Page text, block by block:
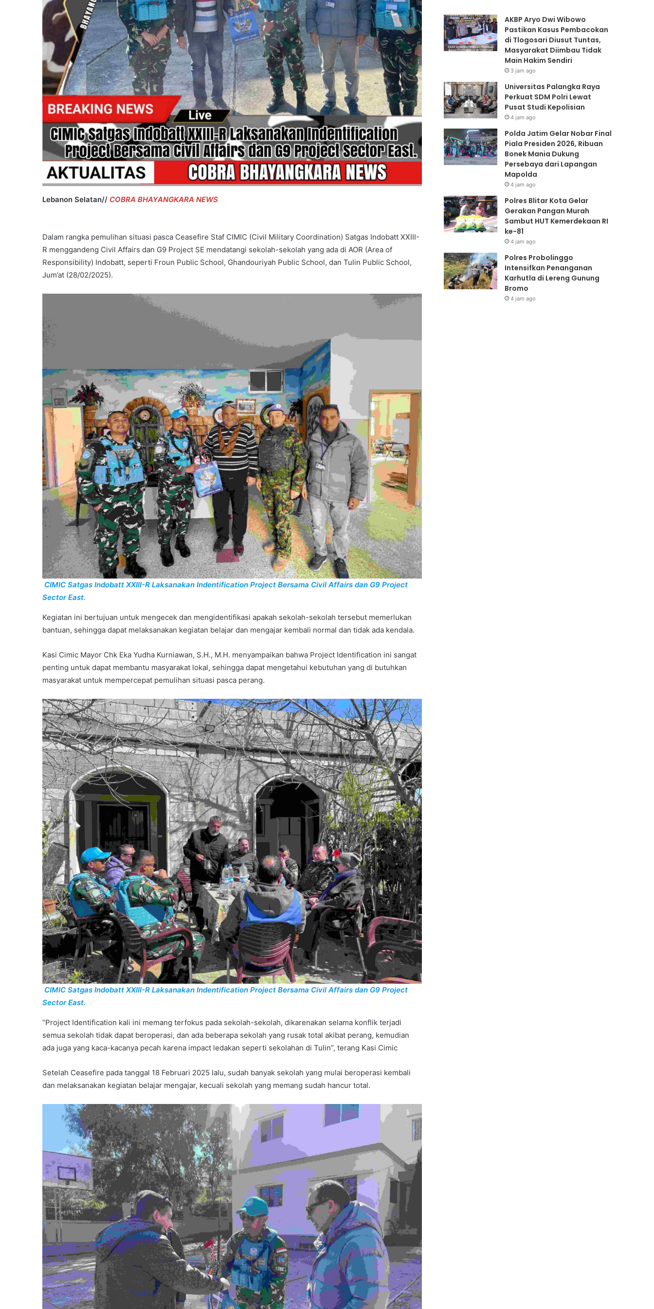
Lebanon Selatan// COBRA BHAYANGKARA NEWS
Dalam rangka pemulihan situasi pasca Ceasefire Staf CIMIC (Civil Military Coordination) Satgas Indobatt XXIII-
R menggandeng Civil Affairs dan G9 Project SE mendatangi sekolah-sekolah yang ada di AOR (Area of
Responsibility) Indobatt, seperti Froun Public School, Ghandouriyah Public School, dan Tulin Public School,
Jum’at (28/02/2025).
CIMIC Satgas Indobatt XXIII-R Laksanakan Indentification Project Bersama Civil Affairs dan G9 Project
Sector East.
Kegiatan ini bertujuan untuk mengecek dan mengidentifikasi apakah sekolah-sekolah tersebut memerlukan
bantuan, sehingga dapat melaksanakan kegiatan belajar dan mengajar kembali normal dan tidak ada kendala.
Kasi Cimic Mayor Chk Eka Yudha Kurniawan, S.H., M.H. menyampaikan bahwa Project Identification ini sangat
penting untuk dapat membantu masyarakat lokal, sehingga dapat mengetahui kebutuhan yang di butuhkan
masyarakat untuk mempercepat pemulihan situasi pasca perang.
CIMIC Satgas Indobatt XXIII-R Laksanakan Indentification Project Bersama Civil Affairs dan G9 Project
Sector East.
“Project Identification kali ini memang terfokus pada sekolah-sekolah, dikarenakan selama konflik terjadi
semua sekolah tidak dapat beroperasi, dan ada beberapa sekolah yang rusak total akibat perang, kemudian
ada juga yang kaca-kacanya pecah karena impact ledakan seperti sekolahan di Tulin”, terang Kasi Cimic
Setelah Ceasefire pada tanggal 18 Februari 2025 lalu, sudah banyak sekolah yang mulai beroperasi kembali
dan melaksanakan kegiatan belajar mengajar, kecuali sekolah yang memang sudah hancur total.
Diimbau
Tidak
Main
Hakim
Sendiri
dari
Lapangan
Mapolda
AKBP Aryo Dwi Wibowo
Pastikan Kasus Pembacokan
di Tlogosari Diusut Tuntas,
Masyarakat Diimbau Tidak
Main Hakim Sendiri
3 jam ago
Universitas Palangka Raya
Perkuat SDM Polri Lewat
Pusat Studi Kepolisian
4 jam ago
Polda Jatim Gelar Nobar Final
Piala Presiden 2026, Ribuan
Bonek Mania Dukung
Persebaya dari Lapangan
Mapolda
4 jam ago
Polres Blitar Kota Gelar
Gerakan Pangan Murah
Sambut HUT Kemerdekaan RI
ke-81
4 jam ago
Polres Probolinggo
Intensifkan Penanganan
Karhutla di Lereng Gunung
Bromo
4 jam ago